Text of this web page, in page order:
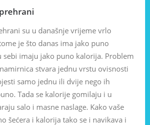
su u današnje vrijeme vrlo
je što danas ima jako puno
sebi imaju jako puno kalorija. Problem
stvara jednu vrstu ovisnosti
samo jednu ili dvije nego ih
Tada se kalorije gomilaju i u
salo i masne naslage. Kako vaše
šećera i kalorija tako se i navikava i